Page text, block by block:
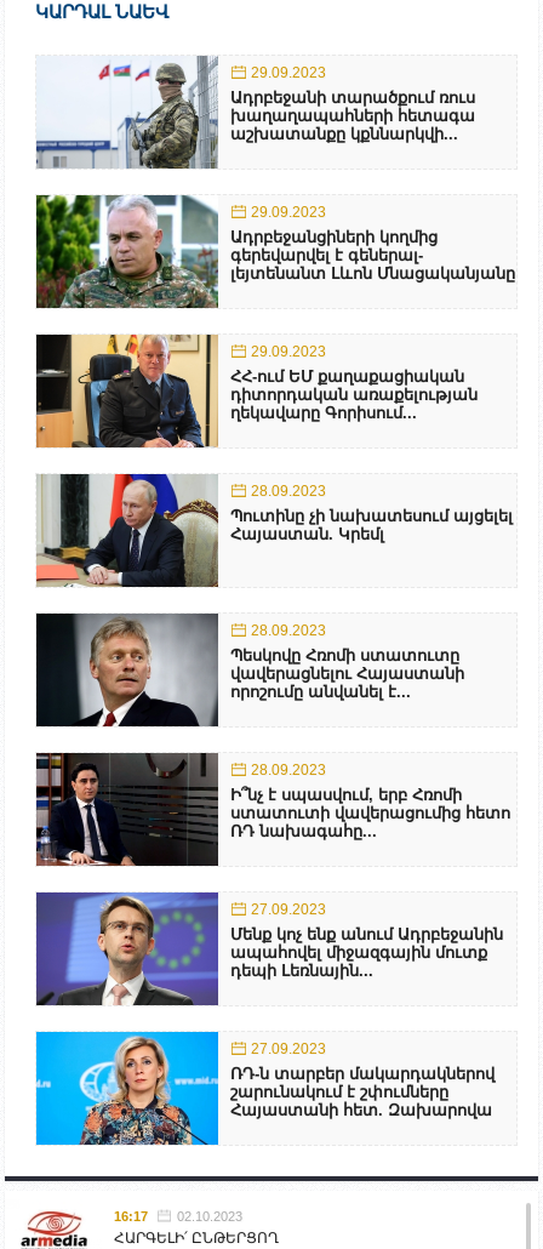
ԿԱՐԴԱԼ ՆԱԵՎ
29.09.2023
Ադրբեջանի տարածքում ռուս
խաղաղապահների հետագա
աշխատանքը կքննարկվի...
29.09.2023
Ադրբեջանցիների կողմից
գերեվարվել է գեներալ-
լեյտենանտ Լևոն Մնացականյանը
29.09.2023
ՀՀ-ում ԵՄ քաղաքացիական
դիտորդական առաքելության
ղեկավարը Գորիսում...
28.09.2023
Պուտինը չի նախատեսում այցելել
Հայաստան. Կրեմլ
28.09.2023
Պեսկովը Հռոմի ստատուտը
վավերացնելու Հայաստանի
որոշումը անվանել է...
28.09.2023
Ի՞նչ է սպասվում, երբ Հռոմի
ստատուտի վավերացումից հետո
ՌԴ նախագահը...
27.09.2023
Մենք կոչ ենք անում Ադրբեջանին
ապահովել միջազգային մուտք
դեպի Լեռնային...
27.09.2023
ՌԴ-ն տարբեր մակարդակներով
շարունակում է շփումները
Հայաստանի հետ. Զախարովա
16:17 02.10.2023
ՀԱՐԳԵԼԻ՛ ԸՆԹԵՐՑՈՂ